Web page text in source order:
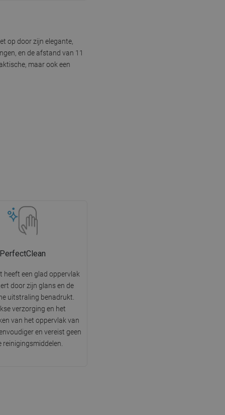
op door zijn elegante,
en de afstand van 11
maar ook een
PerfectClean
heeft een glad oppervlak
door zijn glans en de
uitstraling benadrukt.
verzorging en het
van het oppervlak van
en vereist geen
reinigingsmiddelen.